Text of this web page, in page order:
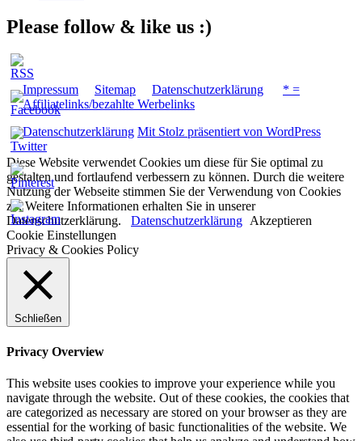
Please follow & like us :)
Impressum Sitemap Datenschutzerklärung
* =
Affiliatelinks/bezahlte Werbelinks
Datenschutzerklärung Mit Stolz präsentiert von WordPress
Diese Website verwendet Cookies um diese für Sie optimal zu
gestalten und fortlaufend verbessern zu können. Durch die weitere
Nutzung der Webseite stimmen Sie der Verwendung von Cookies
zu. Weitere Informationen erhalten Sie in unserer
Datenschutzerklärung. Datenschutzerklärung Akzeptieren
Cookie Einstellungen
Privacy & Cookies Policy
Schließen
Privacy Overview
This website uses cookies to improve your experience while you
navigate through the website. Out of these cookies, the cookies that
are categorized as necessary are stored on your browser as they are
essential for the working of basic functionalities of the website. We